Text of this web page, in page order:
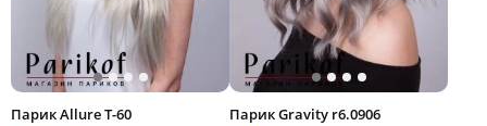
Парик Allure T-60 Парик Gravity r6.0906